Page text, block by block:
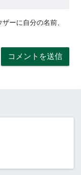
ーに自分の名前、